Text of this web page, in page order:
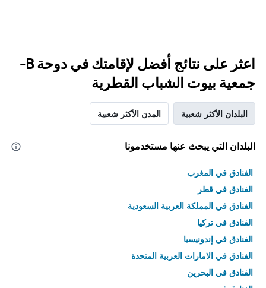
اعثر على نتائج أفضل لإقامتك في دوحة B-
جمعية بيوت الشباب القطرية
البلدان الأكثر شعبية المدن الأكثر شعبية
البلدان التي يبحث عنها مستخدمونا
الفنادق في المغرب
الفنادق في قطر
الفنادق في المملكة العربية السعودية
الفنادق في تركيا
الفنادق في إندونيسيا
الفنادق في الامارات العربية المتحدة
الفنادق في البحرين